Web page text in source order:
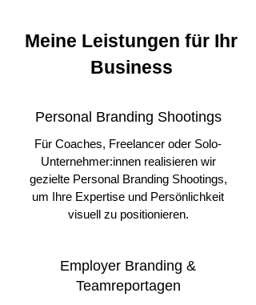
Meine Leistungen für Ihr
Business
Personal Branding Shootings
Für Coaches, Freelancer oder Solo-
Unternehmer:innen realisieren wir
gezielte Personal Branding Shootings,
um Ihre Expertise und Persönlichkeit
visuell zu positionieren.
Employer Branding &
Teamreportagen